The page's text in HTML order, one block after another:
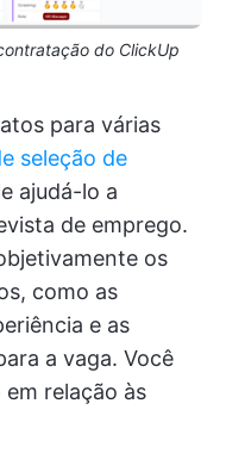
do ClickUp
para várias
seleção de
ajudá-lo a
de emprego.
os
como as
e as
a vaga. Você
relação às